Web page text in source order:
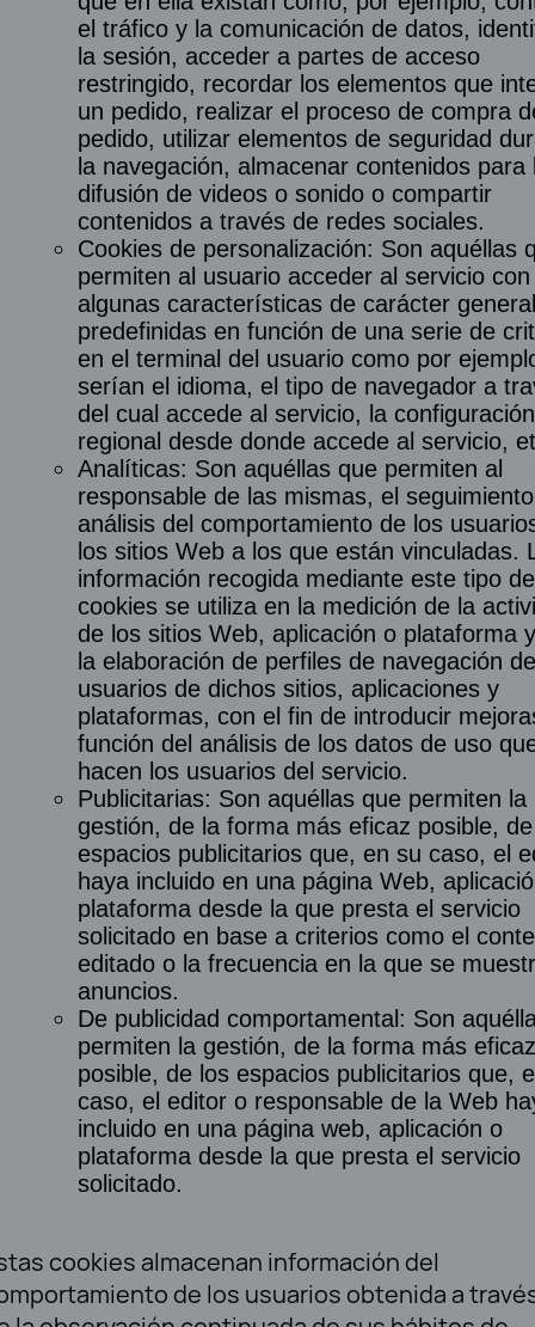
el tráfico y la comunicación de datos,
la sesión, acceder a partes de acceso
restringido, recordar los elementos que
un pedido, realizar el proceso de compra
pedido, utilizar elementos de seguridad
la navegación, almacenar contenidos para
difusión de videos o sonido o compartir
contenidos a través de redes sociales.
Cookies de personalización: Son aquéllas
permiten al usuario acceder al servicio con
algunas características de carácter general
predefinidas en función de una serie de
en el terminal del usuario como por
serían el idioma, el tipo de navegador a
del cual accede al servicio, la configuración
regional desde donde accede al servicio,
Analíticas: Son aquéllas que permiten al
responsable de las mismas, el
análisis del comportamiento de los
los sitios Web a los que están vinculadas.
información recogida mediante este tipo de
cookies se utiliza en la medición de la
de los sitios Web, aplicación o plataforma
la elaboración de perfiles de navegación
usuarios de dichos sitios, aplicaciones y
plataformas, con el fin de introducir
función del análisis de los datos de uso
hacen los usuarios del servicio.
Publicitarias: Son aquéllas que permiten la
gestión, de la forma más eficaz posible,
espacios publicitarios que, en su caso, el
haya incluido en una página Web,
plataforma desde la que presta el servicio
solicitado en base a criterios como el
editado o la frecuencia en la que se
anuncios.
De publicidad comportamental: Son
permiten la gestión, de la forma más eficaz
posible, de los espacios publicitarios que,
caso, el editor o responsable de la Web
incluido en una página web, aplicación o
plataforma desde la que presta el servicio
solicitado.
cookies almacenan información del
de los usuarios obtenida a